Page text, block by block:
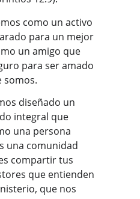
como un activo
para un mejor
un amigo que
para ser amado
somos.
diseñado un
integral que
una persona
una comunidad
compartir tus
que entienden
que nos